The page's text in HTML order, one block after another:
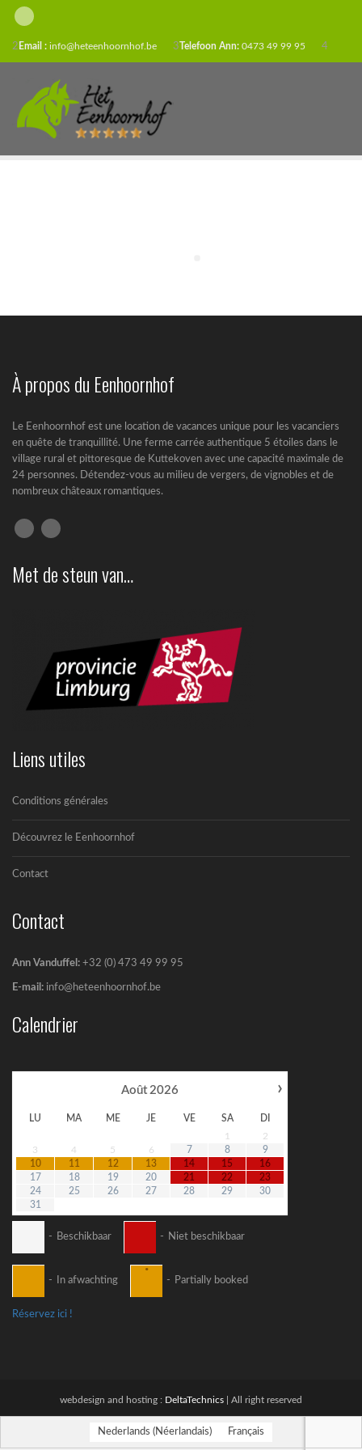
2 Email : info@heteenhoornhof.be 3Telefoon Ann: 0473 49 99 95 4
À propos du Eenhoornhof
Le Eenhoornhof est une location de vacances unique pour les vacanciers
en quête de tranquillité. Une ferme carrée authentique 5 étoiles dans le
village rural et pittoresque de Kuttekoven avec une capacité maximale de
24 personnes. Détendez-vous au milieu de vergers, de vignobles et de
nombreux châteaux romantiques.
Met de steun van…
Liens utiles
Conditions générales
Découvrez le Eenhoornhof
Contact
Contact
Ann Vanduffel: +32 (0) 473 49 99 95
E-mail: info@heteenhoornhof.be
Calendrier
›
Août 2026
LU MA ME JE VE SA
DI
1
2
3
4 5 6 7 8
9
10
11 12 13 14 15
16
17
18 19 20 21 22
23
24
25 26 27 28 29
30
31
- Beschikbaar - Niet beschikbaar
- In afwachting
·
- Partially booked
Réservez ici !
webdesign and hosting : DeltaTechnics | All right reserved
Nederlands (Néerlandais) Français